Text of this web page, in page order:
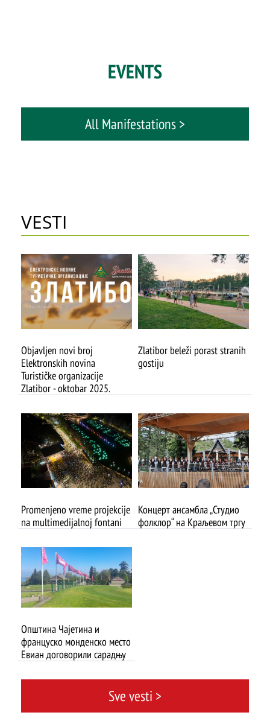
EVENTS
All Manifestations >
VESTI
Objavljen novi broj
Elektronskih novina
Turističke organizacije
Zlatibor - oktobar 2025.
Zlatibor beleži porast stranih
gostiju
Promenjeno vreme projekcije
na multimedijalnoj fontani
Концерт ансамбла „Студио
фолклор“ на Краљевом тргу
Општина Чајетина и
француско монденско место
Евиан договорили сарадњу
Sve vesti >